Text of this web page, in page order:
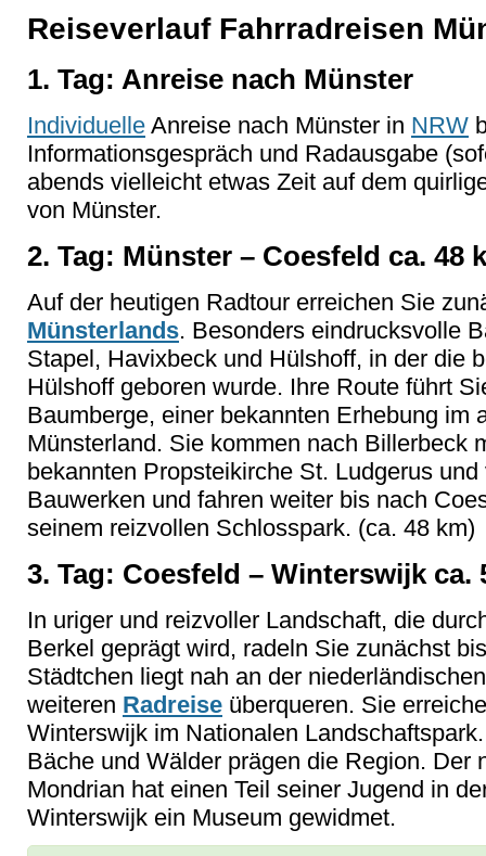
Reiseverlauf Fahrradreisen
1. Tag: Anreise nach Münster
Individuelle Anreise nach Münster in NRW
Informationsgespräch und Radausgabe
abends vielleicht etwas Zeit auf dem
von Münster.
2. Tag: Münster – Coesfeld ca. 48
Auf der heutigen Radtour erreichen Sie
Münsterlands. Besonders eindrucksvolle
Stapel, Havixbeck und Hülshoff, in der die
Hülshoff geboren wurde. Ihre Route führt
Baumberge, einer bekannten Erhebung im
Münsterland. Sie kommen nach Billerbeck
bekannten Propsteikirche St. Ludgerus
Bauwerken und fahren weiter bis nach
seinem reizvollen Schlosspark. (ca. 48 km)
3. Tag: Coesfeld – Winterswijk ca.
In uriger und reizvoller Landschaft, die
Berkel geprägt wird, radeln Sie zunächst
Städtchen liegt nah an der
weiteren Radreise überqueren. Sie
Winterswijk im Nationalen
Bäche und Wälder prägen die Region. Der
Mondrian hat einen Teil seiner Jugend in
Winterswijk ein Museum gewidmet.